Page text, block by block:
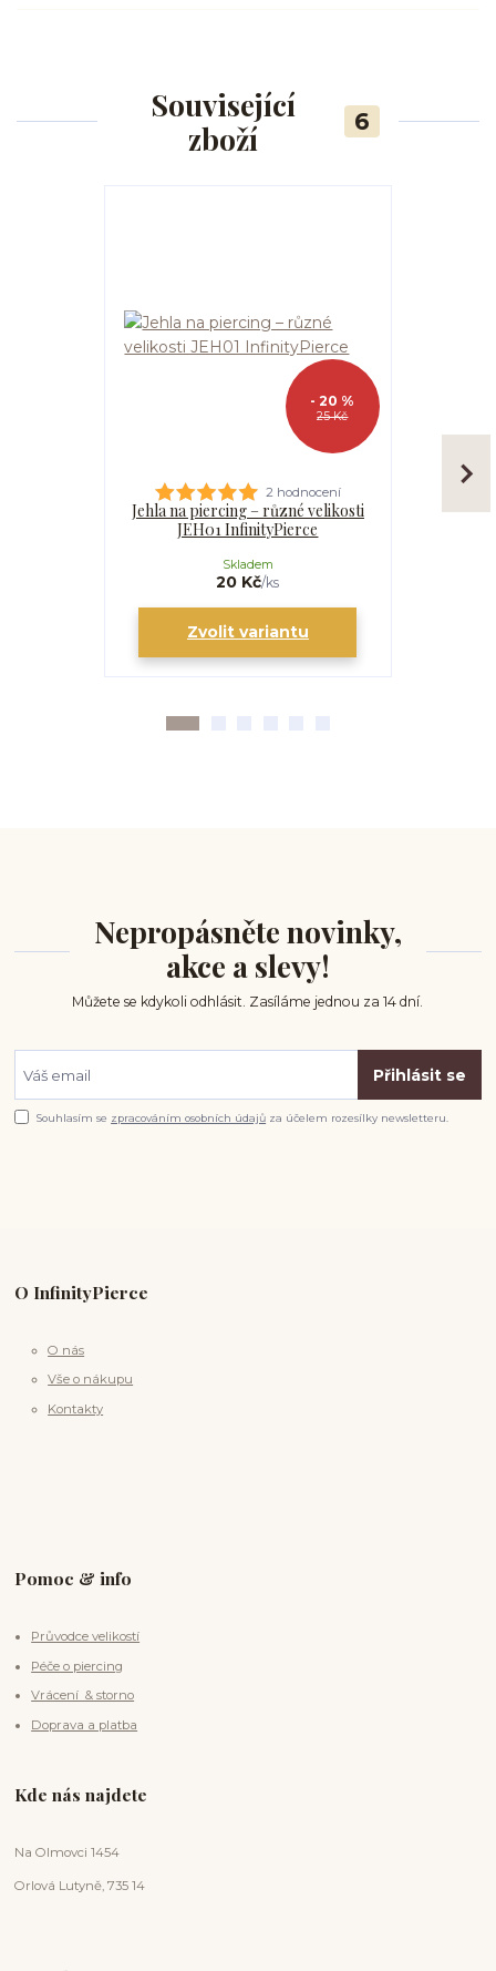
Související
zboží
6
25 Kč
- 20 %
2 hodnocení
Jehla na piercing – různé velikosti
JEH01 InfinityPierce
20 Kč/ks
Skladem
Zvolit variantu
Nepropásněte novinky,
akce a slevy!
Můžete se kdykoli odhlásit. Zasíláme jednou za 14 dní.
Přihlásit se
Souhlasím se zpracováním osobních údajů za účelem rozesílky newsletteru.
O InfinityPierce
O nás
Vše o nákupu
Kontakty
Pomoc & info
Průvodce velikostí
Péče o piercing
Vrácení & storno
Doprava a platba
Kde nás najdete
Na Olmovci 1454
Orlová Lutyně, 735 14